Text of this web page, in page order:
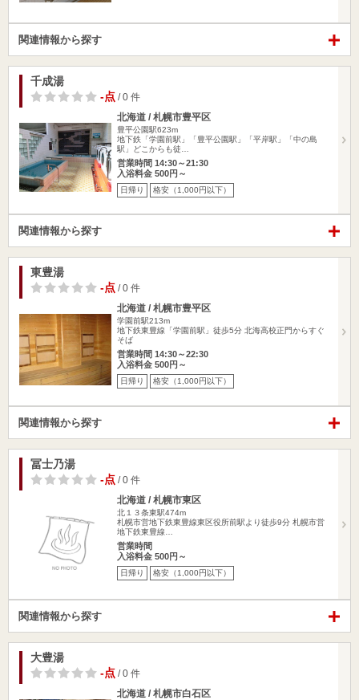
関連情報から探す
千成湯
-点 / 0 件
北海道 / 札幌市豊平区
豊平公園駅623m
地下鉄「学園前駅」「豊平公園駅」「平岸駅」「中の島
駅」どこからも徒…
営業時間 14:30～21:30
入浴料金 500円～
日帰り 格安（1,000円以下）
関連情報から探す
東豊湯
-点 / 0 件
北海道 / 札幌市豊平区
学園前駅213m
地下鉄東豊線「学園前駅」徒歩5分 北海高校正門からすぐ
そば
営業時間 14:30～22:30
入浴料金 500円～
日帰り 格安（1,000円以下）
関連情報から探す
冨士乃湯
-点 / 0 件
北海道 / 札幌市東区
北１３条東駅474m
札幌市営地下鉄東豊線東区役所前駅より徒歩9分 札幌市営
地下鉄東豊線…
営業時間
入浴料金 500円～
日帰り 格安（1,000円以下）
関連情報から探す
大豊湯
-点 / 0 件
北海道 / 札幌市白石区